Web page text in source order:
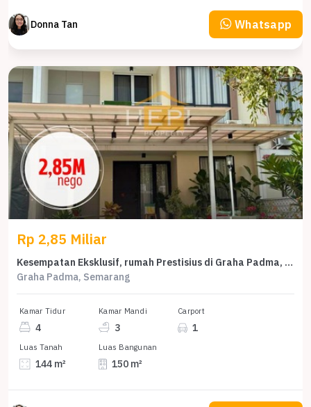
Donna Tan Whatsapp
Rp 2,85 Miliar
Kesempatan Eksklusif, rumah Prestisius di Graha Padma, Semarang, LB 150m²
Graha Padma, Semarang
Kamar Tidur
4
Kamar Mandi
3
Carport
1
Luas Tanah
144 m²
Luas Bangunan
150 m²